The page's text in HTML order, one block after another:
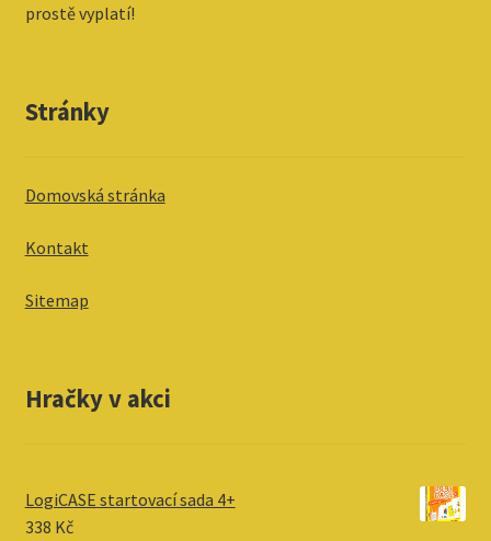
prostě vyplatí!
Stránky
Domovská stránka
Kontakt
Sitemap
Hračky v akci
LogiCASE startovací sada 4+
338 Kč